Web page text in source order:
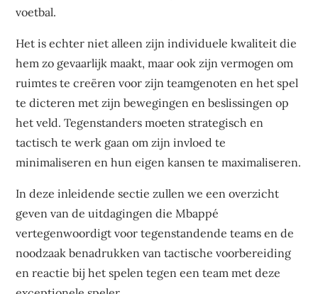
voetbal.
Het is echter niet alleen zijn individuele kwaliteit die
hem zo gevaarlijk maakt, maar ook zijn vermogen om
ruimtes te creëren voor zijn teamgenoten en het spel
te dicteren met zijn bewegingen en beslissingen op
het veld. Tegenstanders moeten strategisch en
tactisch te werk gaan om zijn invloed te
minimaliseren en hun eigen kansen te maximaliseren.
In deze inleidende sectie zullen we een overzicht
geven van de uitdagingen die Mbappé
vertegenwoordigt voor tegenstandende teams en de
noodzaak benadrukken van tactische voorbereiding
en reactie bij het spelen tegen een team met deze